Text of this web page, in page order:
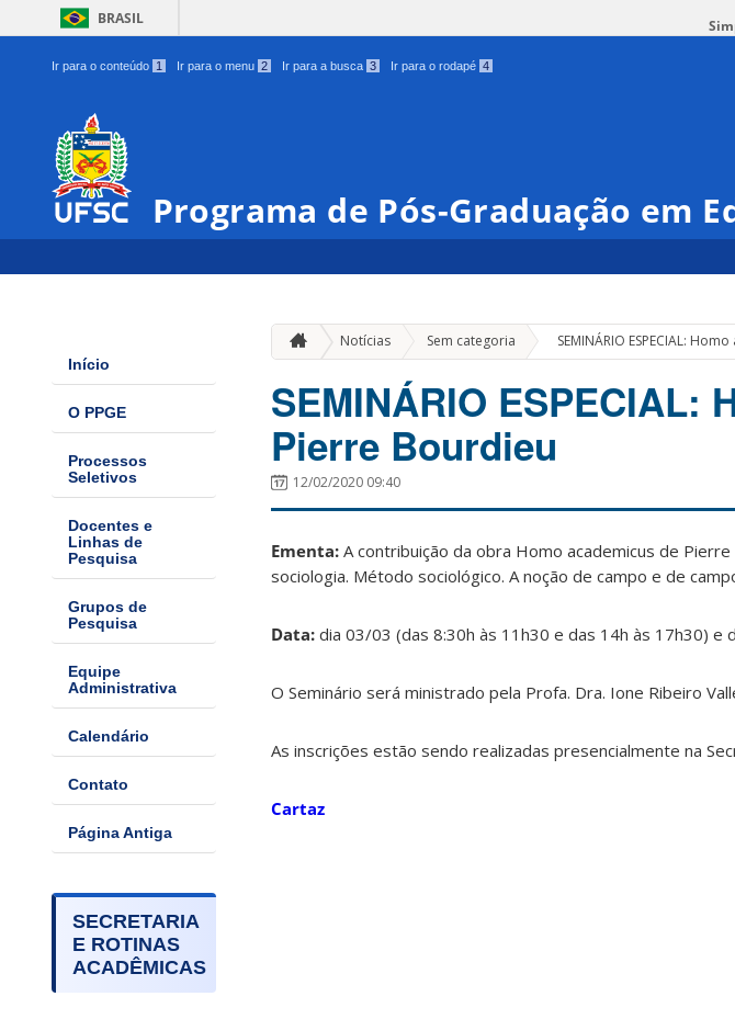
BRASIL
Ir para o conteúdo 1 Ir para o menu 2 Ir para a busca 3 Ir para o rodapé 4
Programa de Pós-Graduação em
Início
O PPGE
Processos
Seletivos
Docentes e
Linhas de
Pesquisa
Grupos de
Pesquisa
Equipe
Administrativa
Calendário
Contato
Página Antiga
SECRETARIA
E ROTINAS
ACADÊMICAS
Notícias Sem categoria » SEMINÁRIO ESPECIAL:
SEMINÁRIO ESPECIAL:
Pierre Bourdieu
12/02/2020 09:40
Ementa: A contribuição da obra Homo academicus de
sociologia. Método sociológico. A noção de campo e de
Data: dia 03/03 (das 8:30h às 11h30 e das 14h às 17h30) e
O Seminário será ministrado pela Profa. Dra. Ione Ribeiro
As inscrições estão sendo realizadas presencialmente na
Cartaz